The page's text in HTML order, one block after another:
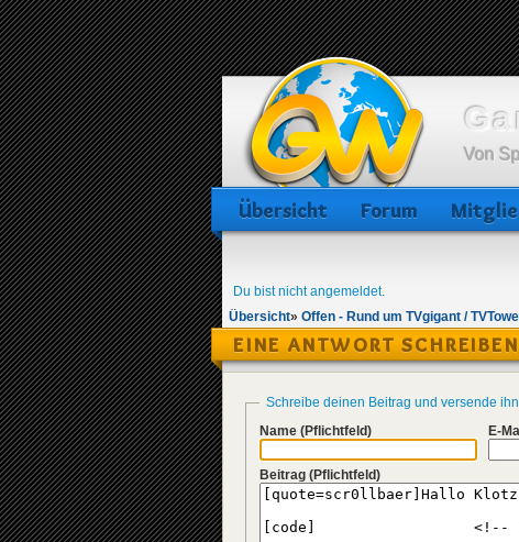
Von
Übersicht Forum
Du bist nicht angemeldet.
Übersicht» Offen - Rund um TVgigant /
EINE ANTWORT SCHREIBEN
Schreibe deinen Beitrag und versende ihn
Name (Pflichtfeld) E-
Beitrag (Pflichtfeld)